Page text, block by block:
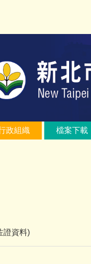
政組織 檔案下載
證資料)